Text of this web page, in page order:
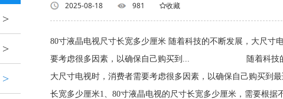
>
>
>
2025-08-18 981 收藏
80寸液晶电视尺寸长宽多少厘米 随着科技的不断发展，大尺
要考虑很多因素，以确保自己购买到... 随着科技的不断
大尺寸电视时，消费者需要考虑很多因素，以确保自己购买到
长宽多少厘米1、80寸液晶电视的尺寸长宽多少厘米，需要根